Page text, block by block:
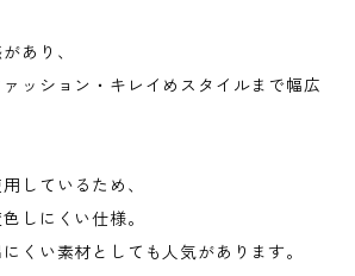
あり、
ッション・キレイめスタイルまで幅広
しているため、
しにくい仕様。
くい素材としても人気があります。